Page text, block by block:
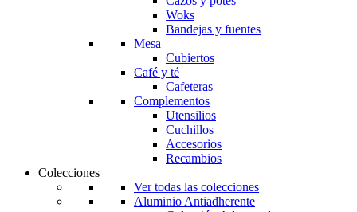
Woks
Bandejas y fuentes
Mesa
Cubiertos
Café y té
Cafeteras
Complementos
Utensilios
Cuchillos
Accesorios
Recambios
Colecciones
Ver todas las colecciones
Aluminio Antiadherente